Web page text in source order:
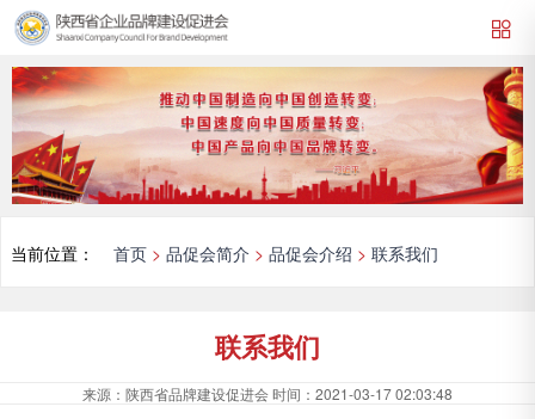
当前位置： 首页 > 品促会简介 > 品促会介绍 > 联系我们
联系我们
来源： 陕西省品牌建设促进会时间： 2021-03-17 02:03:48